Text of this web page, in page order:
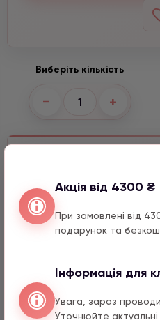
Акція від 4300 ₴
При замовлені від
подарунок та
Інформація для
Увага, зараз
Уточнюйте
Виберіть кількість
− +
990 грн
1 шт.
Сонце з цирконом
990 грн 1 шт.